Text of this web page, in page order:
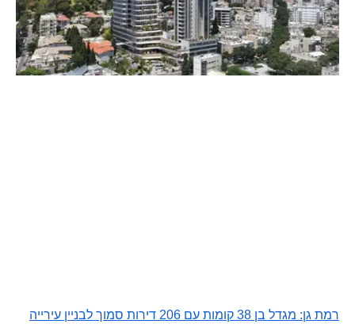
רמת גן: מגדל בן 38 קומות עם 206 דירות סמוך לבניין עירייה